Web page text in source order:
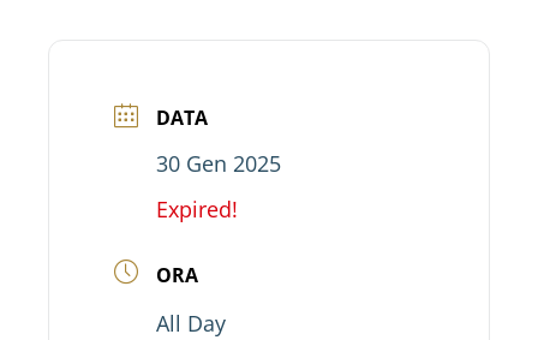
DATA
30 Gen 2025
Expired!
ORA
All Day